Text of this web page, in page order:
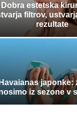
Dobra estetska
filtrov,
rezultate
Havaianas japonke:
iz sezone v